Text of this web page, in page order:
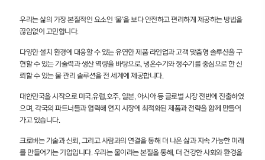
우리는 삶의 가장 본질적인 요소인 ‘물’을 보다 안전하고 편리하게 제공하는 방법을
끊임없이 고민합니다.
다양한 설치 환경에 대응할 수 있는 유연한 제품 라인업과 고객 맞춤형 솔루션을 구
현할 수 있는 기술력과 생산 역량을 바탕으로, 냉온수기와 정수기를 중심으로 한 신
뢰할 수 있는 물 관리 솔루션을 전 세계에 제공합니다.
대한민국을 시작으로 미국,유럽,호주, 일본, 아시아 등 글로벌 시장 전반에 진출하였
으며, 각국의 파트너들과 협력해 현지 시장에 최적화된 제품과 전략을 함께 만들어
가고 있습니다.
크로버는 기술과 신뢰, 그리고 사람과의 연결을 통해 더 나은 삶과 지속 가능한 미래
를 만들어가는 기업입니다. 우리는 물이라는 본질을 통해, 더 건강한 사회와 환경을